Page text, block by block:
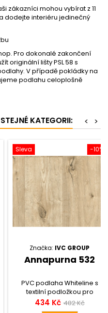
zákazníci mohou vybírat z 11
dodejte interiéru jedinečný
Pro dokonalé zakončení
originální lišty PSL 58 s
V případě pokládky na
podlahu celoplošně
KATEGORII: >
<
-10%
Sleva
Značka: IVC GROUP
Annapurna 532
PVC podlaha Whiteline s
textilní podložkou pro
dokonalý komfort. Nášlapná
vrstva 0,4 mm, snadná
Cena
434 Kč Běžná
482 Kč